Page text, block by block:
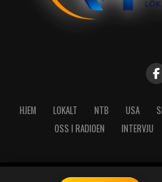
HJEM LOKALT NTB USA
OSS I RADIOEN
INTERVJU